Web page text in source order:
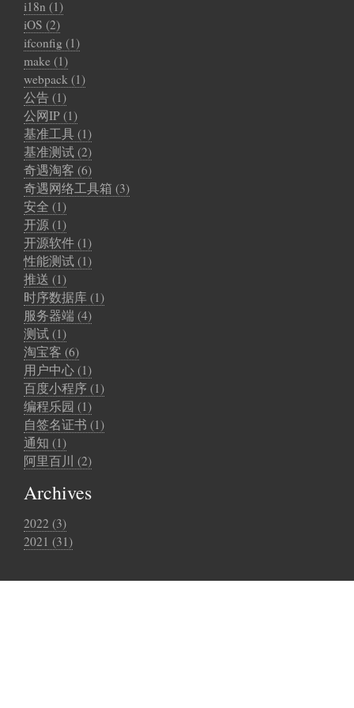
i18n (1)
iOS (2)
ifconfig (1)
make (1)
webpack (1)
公告 (1)
公网IP (1)
基准工具 (1)
基准测试 (2)
奇遇淘客 (6)
奇遇网络工具箱 (3)
安全 (1)
开源 (1)
开源软件 (1)
性能测试 (1)
推送 (1)
时序数据库 (1)
服务器端 (4)
测试 (1)
淘宝客 (6)
用户中心 (1)
百度小程序 (1)
编程乐园 (1)
自签名证书 (1)
通知 (1)
阿里百川 (2)
Archives
2022 (3)
2021 (31)